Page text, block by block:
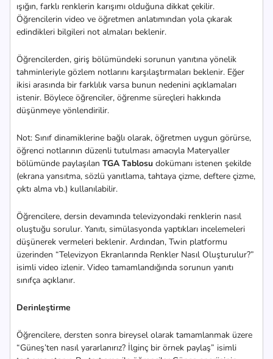
ışığın, farklı renklerin karışımı olduğuna dikkat çekilir.
Öğrencilerin video ve öğretmen anlatımından yola çıkarak
edindikleri bilgileri not almaları beklenir.
Öğrencilerden, giriş bölümündeki sorunun yanıtına yönelik
tahminleriyle gözlem notlarını karşılaştırmaları beklenir. Eğer
ikisi arasında bir farklılık varsa bunun nedenini açıklamaları
istenir. Böylece öğrenciler, öğrenme süreçleri hakkında
düşünmeye yönlendirilir.
Not: Sınıf dinamiklerine bağlı olarak, öğretmen uygun görürse,
öğrenci notlarının düzenli tutulması amacıyla Materyaller
bölümünde paylaşılan TGA Tablosu dokümanı istenen şekilde
(ekrana yansıtma, sözlü yanıtlama, tahtaya çizme, deftere çizme,
çıktı alma vb.) kullanılabilir.
Öğrencilere, dersin devamında televizyondaki renklerin nasıl
oluştuğu sorulur. Yanıtı, simülasyonda yaptıkları incelemeleri
düşünerek vermeleri beklenir. Ardından, Twin platformu
üzerinden “Televizyon Ekranlarında Renkler Nasıl Oluşturulur?”
isimli video izlenir. Video tamamlandığında sorunun yanıtı
sınıfça açıklanır.
Derinleştirme
Öğrencilere, dersten sonra bireysel olarak tamamlanmak üzere
“Güneş’ten nasıl yararlanırız? İlginç bir örnek paylaş” isimli